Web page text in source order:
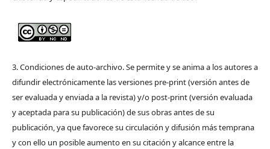
3. Condiciones de auto-archivo. Se permite y se anima a los autores a
difundir electrónicamente las versiones pre-print (versión antes de
ser evaluada y enviada a la revista) y/o post-print (versión evaluada
y aceptada para su publicación) de sus obras antes de su
publicación, ya que favorece su circulación y difusión más temprana
y con ello un posible aumento en su citación y alcance entre la